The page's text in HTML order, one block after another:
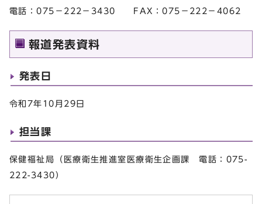
電話：075－222－3430 FAX：075－222－4062
報道発表資料
発表日
令和7年10月29日
担当課
保健福祉局（医療衛生推進室医療衛生企画課 電話：075-
222-3430）